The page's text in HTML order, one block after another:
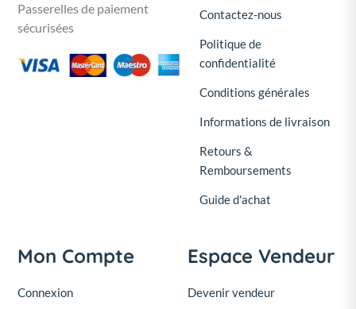
Passerelles de paiement
sécurisées
Contactez-nous
Politique de
confidentialité
Conditions générales
Informations de livraison
Retours &
Remboursements
Guide d'achat
Mon Compte
Connexion
Espace Vendeur
Devenir vendeur